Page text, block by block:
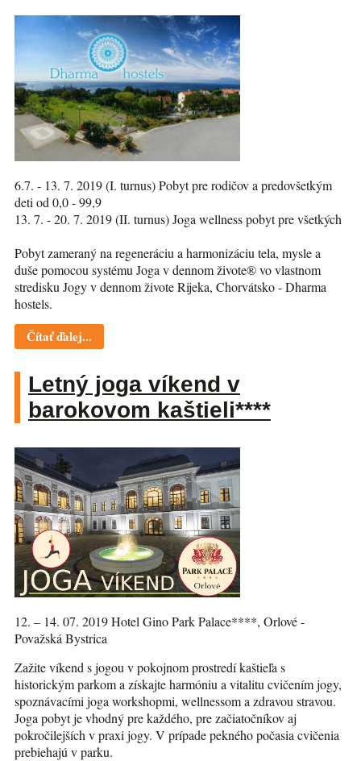
6.7. - 13. 7. 2019 (I. turnus) Pobyt pre rodičov a predovšetkým
deti od 0,0 - 99,9
13. 7. - 20. 7. 2019 (II. turnus) Joga wellness pobyt pre všetkých
Pobyt zameraný na regeneráciu a harmonizáciu tela, mysle a
duše pomocou systému Joga v dennom živote® vo vlastnom
stredisku Jogy v dennom živote Rijeka, Chorvátsko - Dharma
hostels.
Čítať ďalej...
Letný joga víkend v
barokovom kaštieli****
12. – 14. 07. 2019 Hotel Gino Park Palace****, Orlové -
Považská Bystrica
Zažite víkend s jogou v pokojnom prostredí kaštieľa s
historickým parkom a získajte harmóniu a vitalitu cvičením jogy,
spoznávacími joga workshopmi, wellnessom a zdravou stravou.
Joga pobyt je vhodný pre každého, pre začiatočníkov aj
pokročilejších v praxi jogy. V prípade pekného počasia cvičenia
prebiehajú v parku.